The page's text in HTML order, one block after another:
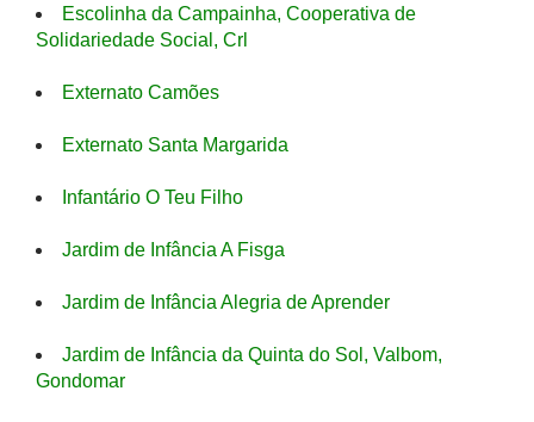
Escolinha da Campainha, Cooperativa de
Solidariedade Social, Crl
Externato Camões
Externato Santa Margarida
Infantário O Teu Filho
Jardim de Infância A Fisga
Jardim de Infância Alegria de Aprender
Jardim de Infância da Quinta do Sol, Valbom,
Gondomar